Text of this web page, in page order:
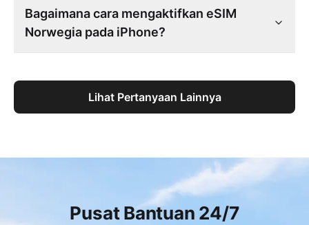
Bagaimana cara mengaktifkan eSIM
Norwegia pada iPhone?
Lihat Pertanyaan Lainnya
Pusat Bantuan 24/7